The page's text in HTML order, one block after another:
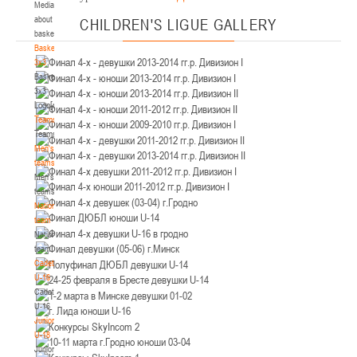
Media
about
basketball
Basketball
3x3
Basketball
3x3
Logo[modid=121]
Teams
Teams
Men's
teams
Men's
teams
National
team
National
team
Cadets
U-16
Cadets
U-16
Juniors
U-18
Juniors
U-12, юноши
IV тур – юноши 2014-2015 гг.р., Дивизион 2, 21-22 марта 2026 г., г. Минск, ул.
Уральская 3А
18-19.03.2026
Брест
U-16, девушки
IV тур – девушки 2010-2011 гг.р., дивизион 2, 18-19 марта 2026 г., г. Брест, ул.
ул. Ленинградская, 4
17-18.03.2026
U-14, девушки
IV тур – девушки 2012-2013 гг.р., дивизион 2, 17-18 марта 2026 г., г. Гродно,
ул. Врублевского, 92
14-15.03.2026
III тур – девушки 2010-2011 гг.р., Дивизион 1, 14-15 марта 2026 г., г. Минск, ул.
CHILDREN'S LIGUE GALLERY